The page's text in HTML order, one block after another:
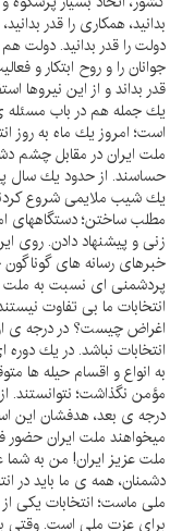
بدانيد، همكارى را قدر
دولت را قدر بدانيد. دولت
جوانان را و روح ابتكار و
قدر بداند و از اين نيروها
يك جمله هم در باب مسئله
است؛ امروز يك ماه به روز
ملت ايران در مقابل چشم
حساسند. از حدود يك سال
يك شيب ملايمى شروع
مطلب ساختن؛ دستگاههاى
زنى و پيشنهاد دادن. روى
خبرهاى رسانه هاى
پردشمنى اى نسبت به ملت
انتخابات ما بى تفاوت
اغراض چيست؟ در درجه ى
انتخابات نباشد. در يك
به انواع و اقسام حيله ها
مؤمن نگذاشت؛ نتوانستند.
درجه ى بعد، هدفشان اين
ميخواهند ملت ايران حضور
ملت عزيز ايران! من به
دشمنان، همه ى ما بايد در
ملى ماست؛ انتخابات يكى
براى عزت ملى است. وقتى